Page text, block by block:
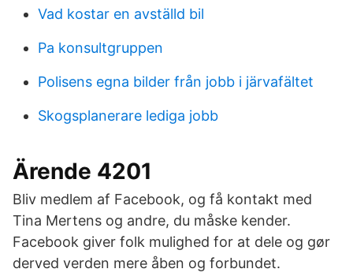
Vad kostar en avställd bil
Pa konsultgruppen
Polisens egna bilder från jobb i järvafältet
Skogsplanerare lediga jobb
Ärende 4201
Bliv medlem af Facebook, og få kontakt med
Tina Mertens og andre, du måske kender.
Facebook giver folk mulighed for at dele og gør
derved verden mere åben og forbundet.